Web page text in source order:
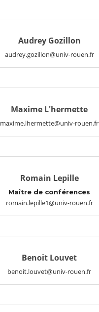
Audrey Gozillon
audrey.gozillon@univ-rouen.fr
Maxime L'hermette
maxime.lhermette@univ-rouen.fr
Romain Lepille
Maître de conférences
romain.lepille1@univ-rouen.fr
Benoit Louvet
benoit.louvet@univ-rouen.fr